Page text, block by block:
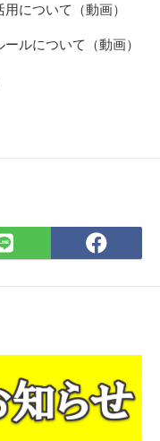
について（動画）
ルについて（動画）
LINE
で
で